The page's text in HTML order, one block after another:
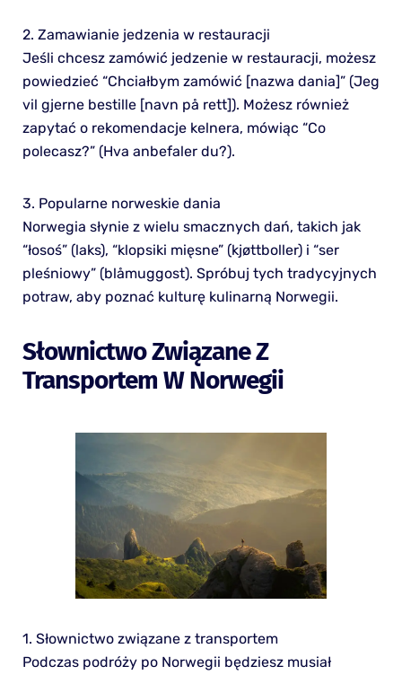
2. Zamawianie jedzenia w restauracji
Jeśli chcesz zamówić jedzenie w restauracji, możesz
powiedzieć “Chciałbym zamówić [nazwa dania]” (Jeg
vil gjerne bestille [navn på rett]). Możesz również
zapytać o rekomendacje kelnera, mówiąc “Co
polecasz?” (Hva anbefaler du?).
3. Popularne norweskie dania
Norwegia słynie z wielu smacznych dań, takich jak
“łosoś” (laks), “klopsiki mięsne” (kjøttboller) i “ser
pleśniowy” (blåmuggost). Spróbuj tych tradycyjnych
potraw, aby poznać kulturę kulinarną Norwegii.
Słownictwo Związane Z
Transportem W Norwegii
1. Słownictwo związane z transportem
Podczas podróży po Norwegii będziesz musiał